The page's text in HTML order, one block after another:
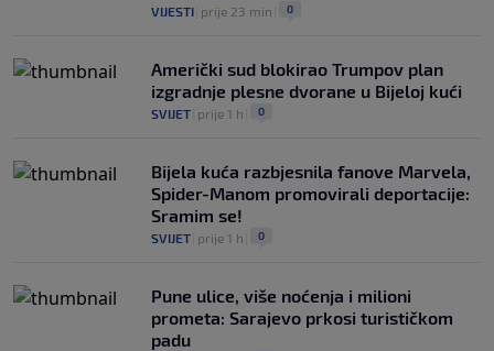
VIJESTI prije 23 min 0
Američki sud blokirao Trumpov plan
izgradnje plesne dvorane u Bijeloj kući
SVIJET prije 1 h 0
Bijela kuća razbjesnila fanove Marvela,
Spider-Manom promovirali deportacije:
Sramim se!
SVIJET prije 1 h 0
Pune ulice, više noćenja i milioni
prometa: Sarajevo prkosi turističkom
padu